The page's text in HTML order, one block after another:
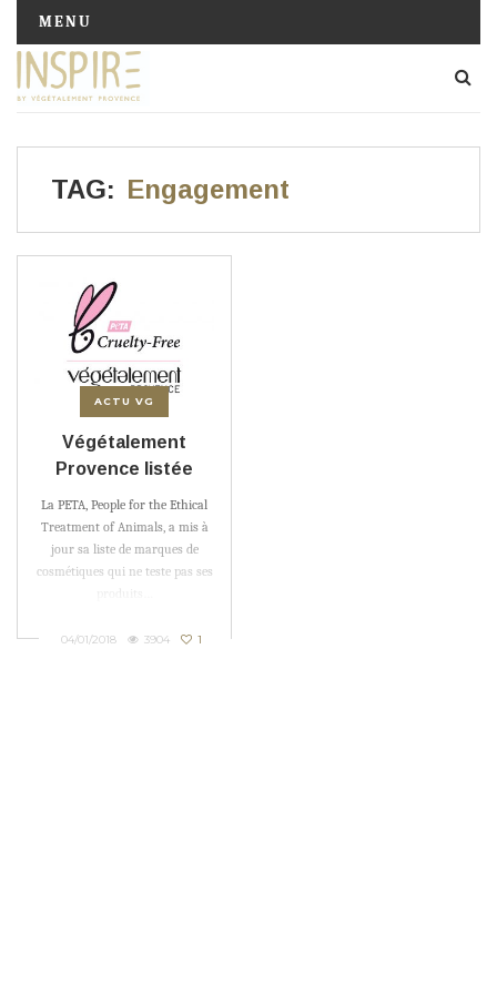
MENU
TAG: Engagement
ACTU VG
Végétalement
Provence listée
marque cruelty free
par la PETA
La PETA, People for the Ethical
Treatment of Animals, a mis à
jour sa liste de marques de
cosmétiques qui ne teste pas ses
04/01/2018 3904 1